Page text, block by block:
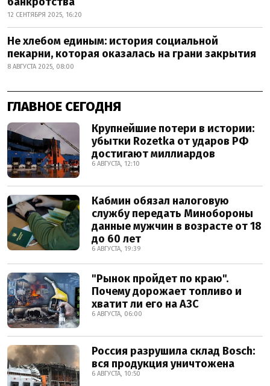
12 СЕНТЯБРЯ 2025, 16:20
Не хлебом единым: история социальной
пекарни, которая оказалась на грани закрытия
8 АВГУСТА 2025, 08:00
ГЛАВНОЕ СЕГОДНЯ
Крупнейшие потери в истории:
убытки Rozetka от ударов РФ
достигают миллиардов
6 АВГУСТА, 12:10
Кабмин обязал налоговую
службу передать Минобороны
данные мужчин в возрасте от 18
до 60 лет
6 АВГУСТА, 19:39
"Рынок пройдет по краю".
Почему дорожает топливо и
хватит ли его на АЗС
6 АВГУСТА, 06:00
Россия разрушила склад Bosch:
вся продукция уничтожена
6 АВГУСТА, 10:50